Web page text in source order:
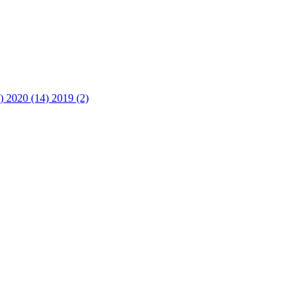
2020 (14) 2019 (2)